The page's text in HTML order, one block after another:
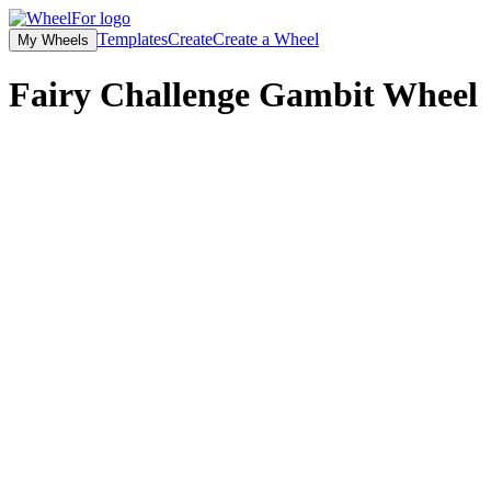
My Wheels TemplatesCreateCreate a Wheel
Fairy Challenge GambitWheel